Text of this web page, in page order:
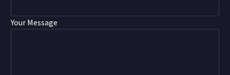
Your Message